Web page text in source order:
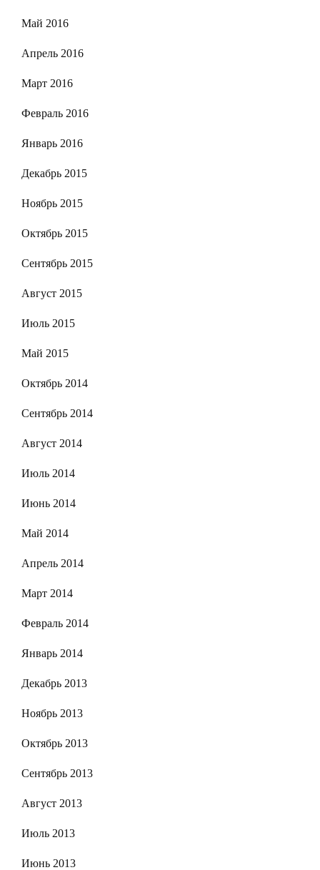
Май 2016
Апрель 2016
Март 2016
Февраль 2016
Январь 2016
Декабрь 2015
Ноябрь 2015
Октябрь 2015
Сентябрь 2015
Август 2015
Июль 2015
Май 2015
Октябрь 2014
Сентябрь 2014
Август 2014
Июль 2014
Июнь 2014
Май 2014
Апрель 2014
Март 2014
Февраль 2014
Январь 2014
Декабрь 2013
Ноябрь 2013
Октябрь 2013
Сентябрь 2013
Август 2013
Июль 2013
Июнь 2013